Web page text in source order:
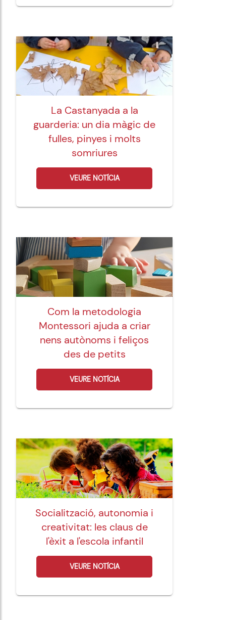
La Castanyada a la
guarderia: un dia màgic de
fulles, pinyes i molts
somriures
VEURE NOTÍCIA
Com la metodologia
Montessori ajuda a criar
nens autònoms i feliços
des de petits
VEURE NOTÍCIA
Socialització, autonomia i
creativitat: les claus de
l'èxit a l'escola infantil
VEURE NOTÍCIA